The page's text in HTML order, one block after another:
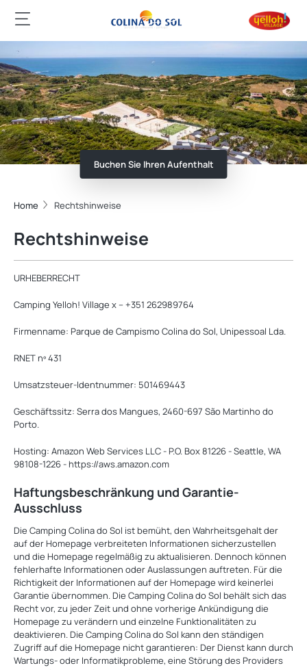
Buchen Sie Ihren Aufenthalt
Home Rechtshinweise
Rechtshinweise
URHEBERRECHT
Camping Yelloh! Village x – +351 262989764
Firmenname: Parque de Campismo Colina do Sol, Unipessoal Lda.
RNET nº 431
Umsatzsteuer-Identnummer: 501469443
Geschäftssitz: Serra dos Mangues, 2460-697 São Martinho do
Porto.
Hosting: Amazon Web Services LLC - P.O. Box 81226 - Seattle, WA
98108-1226 - https://aws.amazon.com
Haftungsbeschränkung und Garantie-
Ausschluss
Die Camping Colina do Sol ist bemüht, den Wahrheitsgehalt der
auf der Homepage verbreiteten Informationen sicherzustellen
und die Homepage regelmäßig zu aktualisieren. Dennoch können
fehlerhafte Informationen oder Auslassungen auftreten. Für die
Richtigkeit der Informationen auf der Homepage wird keinerlei
Garantie übernommen. Die Camping Colina do Sol behält sich das
Recht vor, zu jeder Zeit und ohne vorherige Ankündigung die
Homepage zu verändern und einzelne Funktionalitäten zu
deaktivieren. Die Camping Colina do Sol kann den ständigen
Zugriff auf die Homepage nicht garantieren: Der Dienst kann durch
Wartungs- oder Informatikprobleme, eine Störung des Providers